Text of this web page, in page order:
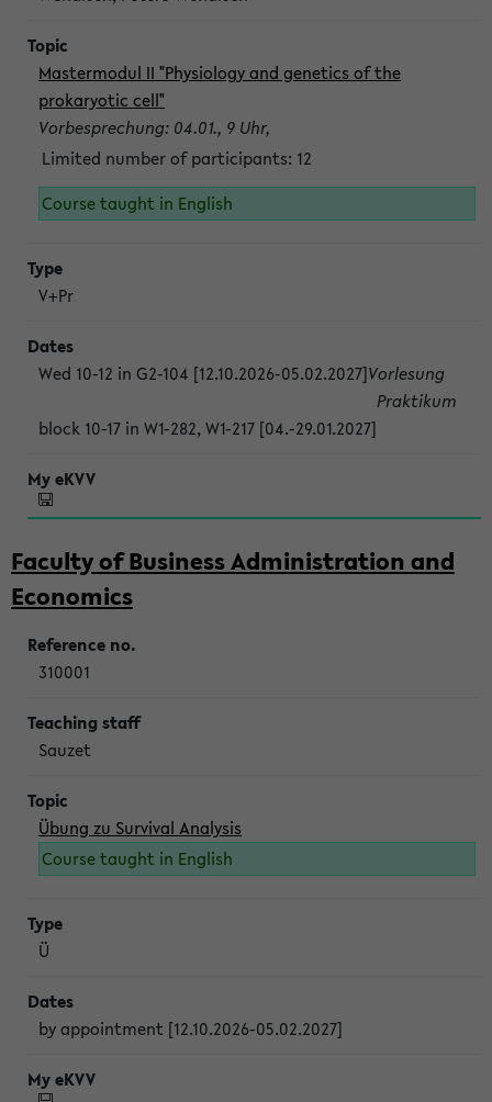
Mastermodul II "Physiology and genetics of the
prokaryotic cell"
Vorbesprechung: 04.01., 9 Uhr,
Limited number of participants: 12
Course taught in English
V+Pr
Wed 10-12 in G2-104 [12.10.2026-05.02.2027]Vorlesung
block 10-17 in W1-282, W1-217 [04.-29.01.2027]
Praktikum
Faculty of Business Administration and
Economics
310001
Sauzet
Übung zu Survival Analysis
Course taught in English
Ü
by appointment [12.10.2026-05.02.2027]